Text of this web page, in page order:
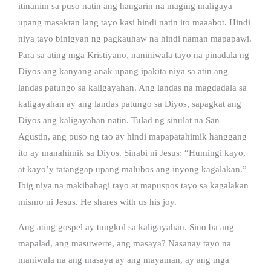
itinanim sa puso natin ang hangarin na maging maligaya
upang masaktan lang tayo kasi hindi natin ito maaabot. Hindi
niya tayo binigyan ng pagkauhaw na hindi naman mapapawi.
Para sa ating mga Kristiyano, naniniwala tayo na pinadala ng
Diyos ang kanyang anak upang ipakita niya sa atin ang
landas patungo sa kaligayahan. Ang landas na magdadala sa
kaligayahan ay ang landas patungo sa Diyos, sapagkat ang
Diyos ang kaligayahan natin. Tulad ng sinulat na San
Agustin, ang puso ng tao ay hindi mapapatahimik hanggang
ito ay manahimik sa Diyos. Sinabi ni Jesus: “Humingi kayo,
at kayo’y tatanggap upang malubos ang inyong kagalakan.”
Ibig niya na makibahagi tayo at mapuspos tayo sa kagalakan
mismo ni Jesus. He shares with us his joy.
Ang ating gospel ay tungkol sa kaligayahan. Sino ba ang
mapalad, ang masuwerte, ang masaya? Nasanay tayo na
maniwala na ang masaya ay ang mayaman, ay ang mga